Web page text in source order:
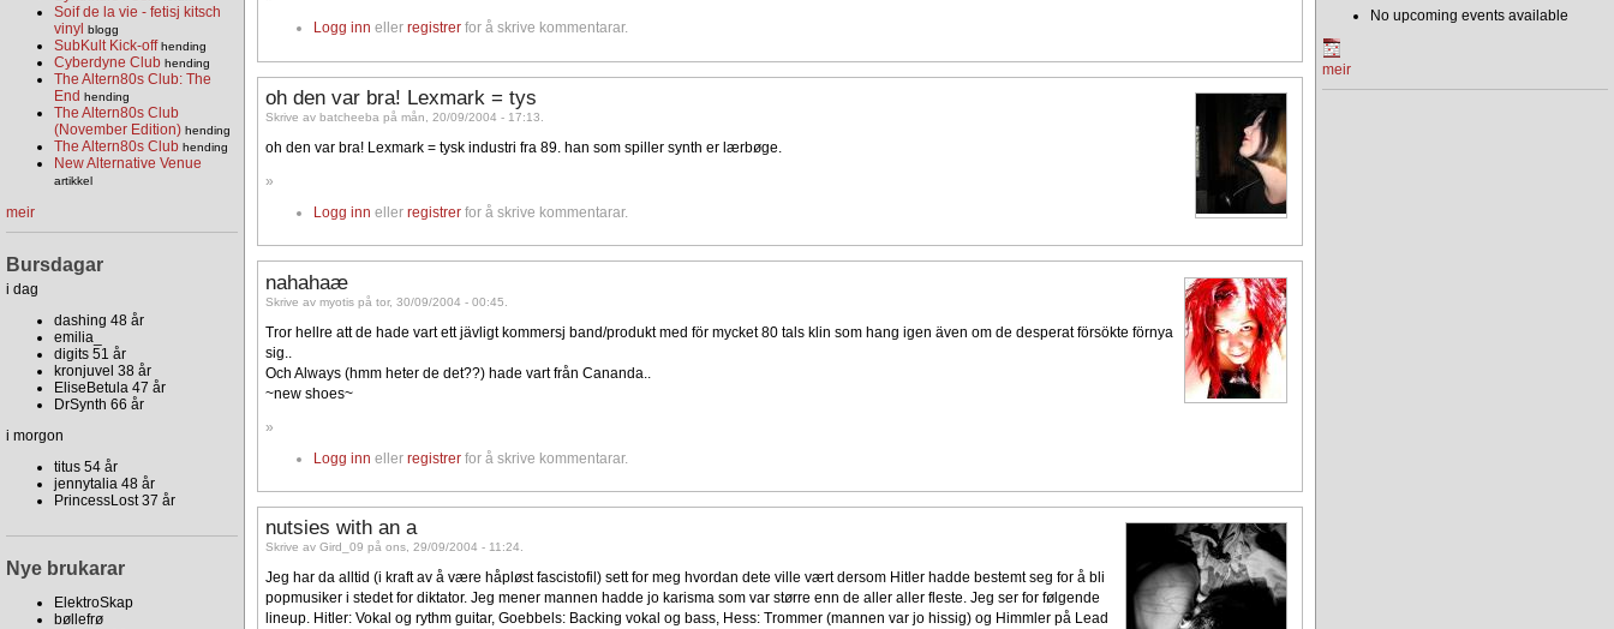
Soif de la vie - fetisj kitsch
vinyl
blogg
SubKult Kick-off hending
Cyberdyne Club hending
The Altern80s Club: The
End hending
The Altern80s Club
(November Edition) hending
The Altern80s Club hending
New Alternative Venue
artikkel
meir
Bursdagar
i dag
dashing 48 år
emilia_
digits 51 år
kronjuvel 38 år
EliseBetula 47 år
DrSynth 66 år
i morgon
titus 54 år
jennytalia 48 år
PrincessLost 37 år
Nye brukarar
ElektroSkap
bøllefrø
Logg inn ellerregistrer for å skrive kommentarar.
oh den var bra! Lexmark = tys
Skrive av batcheeba på mån, 20/09/2004 - 17:13.
oh den var bra! Lexmark = tysk industri fra 89. han som spiller synth er lærbøge.
»
Logg inn ellerregistrer for å skrive kommentarar.
nahahaæ
Skrive av myotis på tor, 30/09/2004 - 00:45.
Tror hellre att de hade vart ett jävligt kommersj band/produkt med för mycket 80 tals klin som hang igen även om de desperat försökte förnya
sig..
Och Always (hmm heter de det??) hade vart från Cananda..
~new shoes~
»
Logg inn ellerregistrer for å skrive kommentarar.
nutsies with an a
Skrive av Gird_09 på ons, 29/09/2004 - 11:24.
Jeg har da alltid (i kraft av å være håpløst fascistofil) sett for meg hvordan dete ville vært dersom Hitler hadde bestemt seg for å bli
popmusiker i stedet for diktator. Jeg mener mannen hadde jo karisma som var større enn de aller aller fleste. Jeg ser for følgende
lineup. Hitler: Vokal og rythm guitar, Goebbels: Backing vokal og bass, Hess: Trommer (mannen var jo hissig) og Himmler på Lead
No upcoming events available
meir